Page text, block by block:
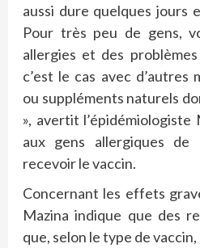
aussi dure quelques jours
Pour très peu de gens,
allergies et des
c’est le cas avec d’autres
ou suppléments naturels
», avertit
aux gens allergiques
recevoir le vaccin.
Concernant les effets
Mazina indique que des
que, selon le type de